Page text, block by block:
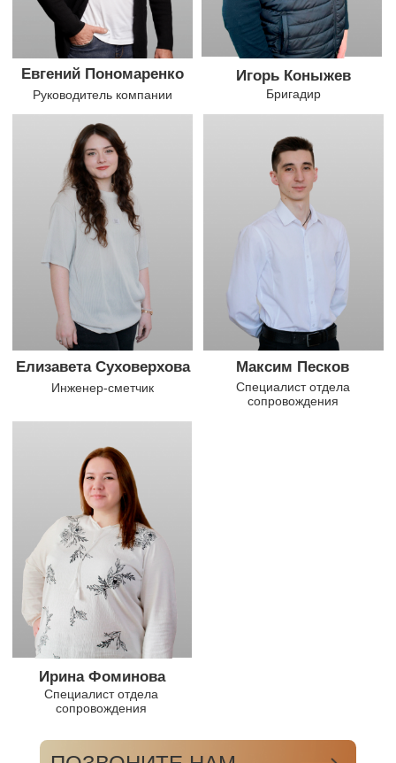
ЭТАПЫ РАБОТЫ
01
02
Узнаем ваши предпочтения
После того как вы оставите заявку, наш
специалист перезвонит вам для
проведения консультации. В ходе беседы
детально обсудим планировку, материалы,
архитектурные решения, после чего
обязательно приедем на ваш участок для
подтверждения возможности
строительства.